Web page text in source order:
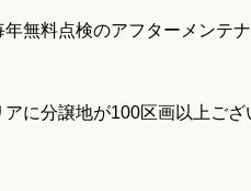
無料点検のアフターメンテナ
に分譲地が100区画以上ご